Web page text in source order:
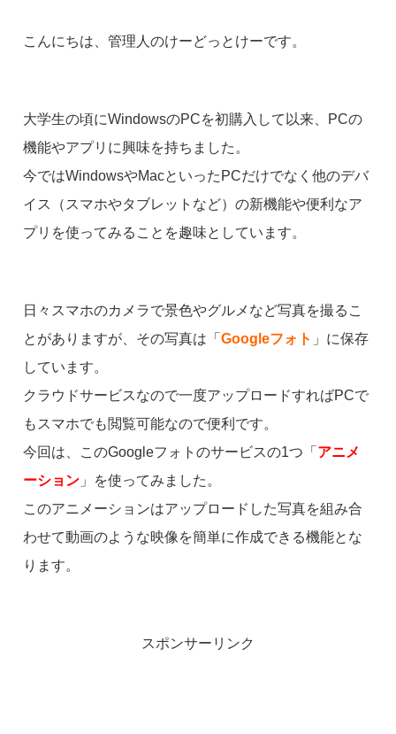
こんにちは、管理人のけーどっとけーです。
大学生の頃にWindowsのPCを初購入して以来、PCの
機能やアプリに興味を持ちました。
今ではWindowsやMacといったPCだけでなく他のデバ
イス（スマホやタブレットなど）の新機能や便利なア
プリを使ってみることを趣味としています。
日々スマホのカメラで景色やグルメなど写真を撮るこ
とがありますが、その写真は「 Googleフォト 」に保存
しています。
クラウドサービスなので一度アップロードすればPCで
もスマホでも閲覧可能なので便利です。
今回は、このGoogleフォトのサービスの1つ「 アニメ
ーション 」を使ってみました。
このアニメーションはアップロードした写真を組み合
わせて動画のような映像を簡単に作成できる機能とな
ります。
スポンサーリンク